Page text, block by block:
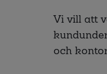
Vi vill att
och